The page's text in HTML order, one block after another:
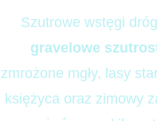
Szutrowe wstęgi
gravelowe
zmrożone mgły, lasy
księżyca oraz zimowy